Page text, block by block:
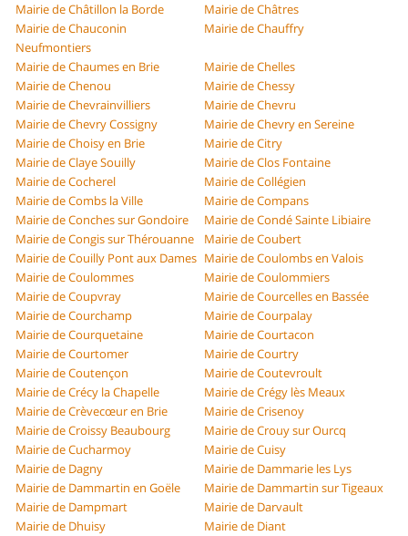
Mairie de Châtillon la Borde
Mairie de Châtres
Mairie de Chauconin
Neufmontiers
Mairie de Chauffry
Mairie de Chaumes en Brie
Mairie de Chelles
Mairie de Chenou
Mairie de Chessy
Mairie de Chevrainvilliers
Mairie de Chevru
Mairie de Chevry Cossigny
Mairie de Chevry en Sereine
Mairie de Choisy en Brie
Mairie de Citry
Mairie de Claye Souilly
Mairie de Clos Fontaine
Mairie de Cocherel
Mairie de Collégien
Mairie de Combs la Ville
Mairie de Compans
Mairie de Conches sur Gondoire
Mairie de Condé Sainte Libiaire
Mairie de Congis sur Thérouanne
Mairie de Coubert
Mairie de Couilly Pont aux Dames Mairie de Coulombs en Valois
Mairie de Coulommes
Mairie de Coulommiers
Mairie de Coupvray
Mairie de Courcelles en Bassée
Mairie de Courchamp
Mairie de Courpalay
Mairie de Courquetaine
Mairie de Courtacon
Mairie de Courtomer
Mairie de Courtry
Mairie de Coutençon
Mairie de Coutevroult
Mairie de Crécy la Chapelle
Mairie de Crégy lès Meaux
Mairie de Crèvecœur en Brie
Mairie de Crisenoy
Mairie de Croissy Beaubourg
Mairie de Crouy sur Ourcq
Mairie de Cucharmoy
Mairie de Cuisy
Mairie de Dagny
Mairie de Dammarie les Lys
Mairie de Dammartin en Goële
Mairie de Dammartin sur Tigeaux
Mairie de Dampmart
Mairie de Darvault
Mairie de Dhuisy
Mairie de Diant